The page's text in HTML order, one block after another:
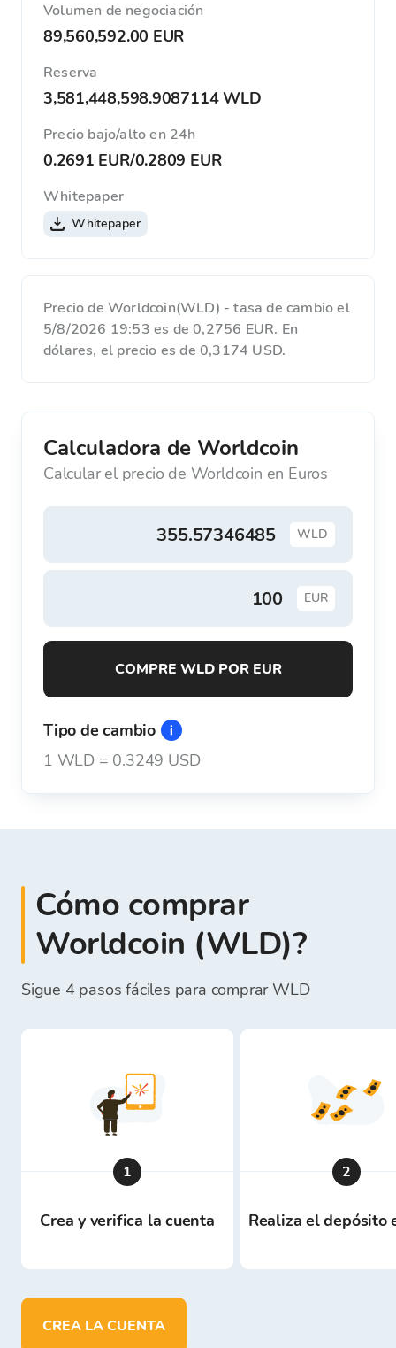
Volumen de negociación
89,560,592.00 EUR
Reserva
3,581,448,598.9087114 WLD
Precio bajo/alto en 24h
0.2691 EUR/0.2809 EUR
Whitepaper
Whitepaper
Precio de Worldcoin(WLD) - tasa de cambio el
5/8/2026 19:53 es de 0,2756 EUR. En
dólares, el precio es de 0,3174 USD.
Calculadora de Worldcoin
Calcular el precio de Worldcoin en Euros
WLD
EUR
COMPRE WLD POR EUR
Tipo de cambio
1 WLD = 0.3249 USD
Cómo comprar
Worldcoin (WLD)?
Sigue 4 pasos fáciles para comprar WLD
1
Crea y verifica la cuenta
2
Realiza el depósito
CREA LA CUENTA